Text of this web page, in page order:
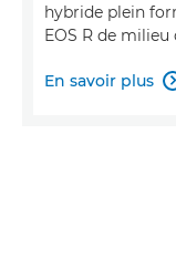
hybride plein
EOS R de
En savoir plus 